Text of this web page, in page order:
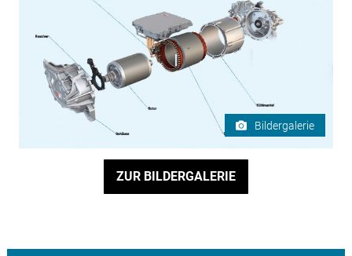
Bildergalerie
ZUR BILDERGALERIE